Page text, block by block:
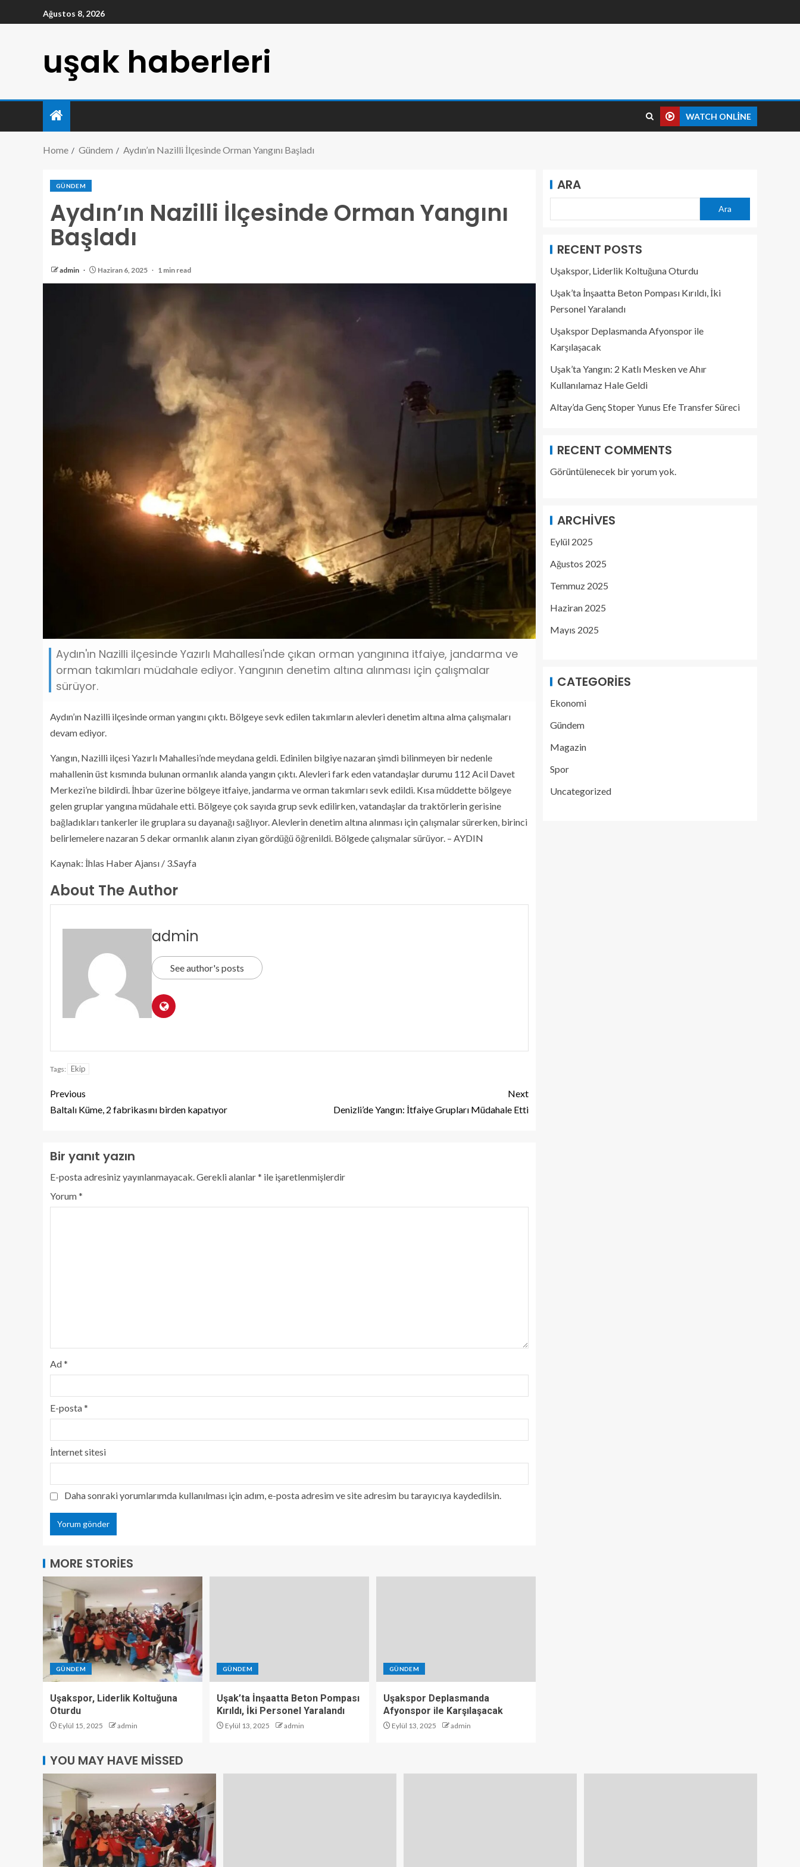
Ağustos 8, 2026
uşak haberleri
WATCH ONLINE
Home Gündem Aydın’ın Nazilli İlçesinde Orman Yangını Başladı
GÜNDEM
Aydın’ın Nazilli İlçesinde Orman Yangını
Başladı
admin Haziran 6, 2025 1 min read
Aydın'ın Nazilli ilçesinde Yazırlı Mahallesi'nde çıkan orman yangınına itfaiye, jandarma ve
orman takımları müdahale ediyor. Yangının denetim altına alınması için çalışmalar
sürüyor.
Aydın’ın Nazilli ilçesinde orman yangını çıktı. Bölgeye sevk edilen takımların alevleri denetim altına alma çalışmaları
devam ediyor.
Yangın, Nazilli ilçesi Yazırlı Mahallesi’nde meydana geldi. Edinilen bilgiye nazaran şimdi bilinmeyen bir nedenle
mahallenin üst kısmında bulunan ormanlık alanda yangın çıktı. Alevleri fark eden vatandaşlar durumu 112 Acil Davet
Merkezi’ne bildirdi. İhbar üzerine bölgeye itfaiye, jandarma ve orman takımları sevk edildi. Kısa müddette bölgeye
gelen gruplar yangına müdahale etti. Bölgeye çok sayıda grup sevk edilirken, vatandaşlar da traktörlerin gerisine
bağladıkları tankerler ile gruplara su dayanağı sağlıyor. Alevlerin denetim altına alınması için çalışmalar sürerken, birinci
belirlemelere nazaran 5 dekar ormanlık alanın ziyan gördüğü öğrenildi. Bölgede çalışmalar sürüyor. – AYDIN
Kaynak: İhlas Haber Ajansı / 3.Sayfa
About The Author
admin
See author's posts
Tags: Ekip
Previous
Baltalı Küme, 2 fabrikasını birden kapatıyor
Next
Denizli’de Yangın: İtfaiye Grupları Müdahale Etti
Bir yanıt yazın
E-posta adresiniz yayınlanmayacak. Gerekli alanlar* ile işaretlenmişlerdir
Yorum*
Ad*
E-posta*
İnternet sitesi
Daha sonraki yorumlarımda kullanılması için adım, e-posta adresim ve site adresim bu tarayıcıya kaydedilsin.
MORE STORIES
GÜNDEM
Uşakspor, Liderlik Koltuğuna
Oturdu
Eylül 15, 2025 admin
GÜNDEM
Uşak’ta İnşaatta Beton Pompası
Kırıldı, İki Personel Yaralandı
Eylül 13, 2025 admin
GÜNDEM
Uşakspor Deplasmanda
Afyonspor ile Karşılaşacak
Eylül 13, 2025 admin
ARA
Ara
RECENT POSTS
Uşakspor, Liderlik Koltuğuna Oturdu
Uşak’ta İnşaatta Beton Pompası Kırıldı, İki
Personel Yaralandı
Uşakspor Deplasmanda Afyonspor ile
Karşılaşacak
Uşak’ta Yangın: 2 Katlı Mesken ve Ahır
Kullanılamaz Hale Geldi
Altay’da Genç Stoper Yunus Efe Transfer Süreci
RECENT COMMENTS
Görüntülenecek bir yorum yok.
ARCHIVES
Eylül 2025
Ağustos 2025
Temmuz 2025
Haziran 2025
Mayıs 2025
CATEGORIES
Ekonomi
Gündem
Magazin
Spor
Uncategorized
YOU MAY HAVE MISSED